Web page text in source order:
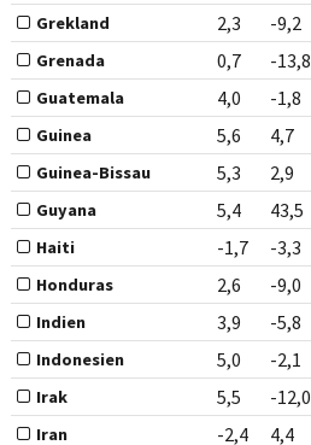
Grekland 2,3 -9,2
Grenada 0,7 -13,8
Guatemala 4,0 -1,8
Guinea 5,6 4,7
Guinea-Bissau 5,3 2,9
Guyana 5,4 43,5
Haiti -1,7 -3,3
Honduras 2,6 -9,0
Indien 3,9 -5,8
Indonesien 5,0 -2,1
Irak 5,5 -12,0
Iran -2,4 4,4